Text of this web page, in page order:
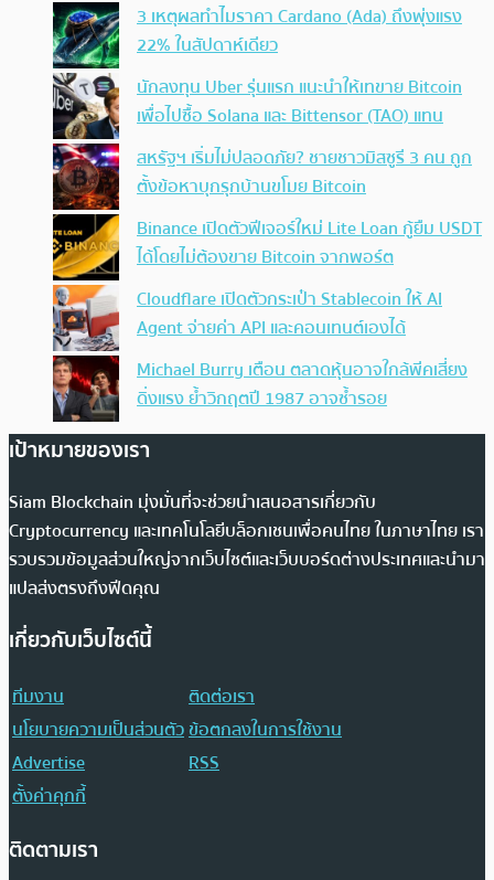
3 เหตุผลทำไมราคา Cardano (Ada) ถึงพุ่งแรง
22% ในสัปดาห์เดียว
นักลงทุน Uber รุ่นแรก แนะนำให้เทขาย Bitcoin
เพื่อไปซื้อ Solana และ Bittensor (TAO) แทน
สหรัฐฯ เริ่มไม่ปลอดภัย? ชายชาวมิสซูรี 3 คน ถูก
ตั้งข้อหาบุกรุกบ้านขโมย Bitcoin
Binance เปิดตัวฟีเจอร์ใหม่ Lite Loan กู้ยืม USDT
ได้โดยไม่ต้องขาย Bitcoin จากพอร์ต
Cloudflare เปิดตัวกระเป๋า Stablecoin ให้ AI
Agent จ่ายค่า API และคอนเทนต์เองได้
Michael Burry เตือน ตลาดหุ้นอาจใกล้พีคเสี่ยง
ดิ่งแรง ย้ำวิกฤตปี 1987 อาจซ้ำรอย
เป้าหมายของเรา
Siam Blockchain มุ่งมั่นที่จะช่วยนำเสนอสารเกี่ยวกับ
Cryptocurrency และเทคโนโลยีบล็อกเชนเพื่อคนไทย ในภาษาไทย เรา
รวบรวมข้อมูลส่วนใหญ่จากเว็บไซต์และเว็บบอร์ดต่างประเทศและนำมา
แปลส่งตรงถึงฟีดคุณ
เกี่ยวกับเว็บไซต์นี้
ทีมงาน
ติดต่อเรา
นโยบายความเป็นส่วนตัวข้อตกลงในการใช้งาน
Advertise
RSS
ตั้งค่าคุกกี้
ติดตามเรา